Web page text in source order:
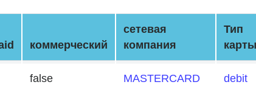
коммерческий
сетевая
компания
Тип
карты
false MASTERCARD debit